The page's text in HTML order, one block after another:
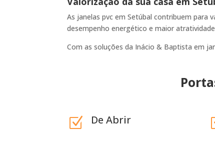
As janelas pvc em Setúbal contribuem
desempenho energético e maior
Com as soluções da Inácio & Baptista em
Z De Abrir